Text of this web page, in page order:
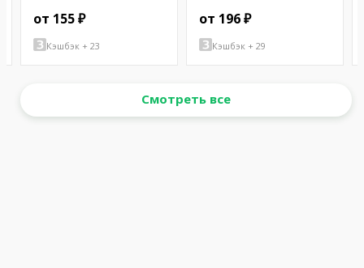
от 155 ₽
Кэшбэк + 23
от 196 ₽
Кэшбэк + 29
Смотреть все